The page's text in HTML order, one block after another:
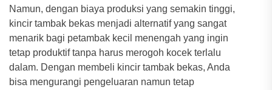
Namun, dengan biaya produksi yang semakin tinggi,
kincir tambak bekas menjadi alternatif yang sangat
menarik bagi petambak kecil menengah yang ingin
tetap produktif tanpa harus merogoh kocek terlalu
dalam. Dengan membeli kincir tambak bekas, Anda
bisa mengurangi pengeluaran namun tetap